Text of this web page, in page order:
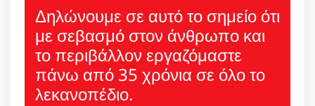
Δηλώνουμε σε αυτό το σημείο ότι
με σεβασμό στον άνθρωπο και
το περιβάλλον εργαζόμαστε
πάνω από 35 χρόνια σε όλο το
λεκανοπέδιο.